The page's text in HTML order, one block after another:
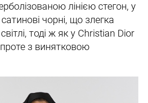
лінією стегон, у
чорні, що злегка
тоді ж як у Christian Dior
проте з винятковою